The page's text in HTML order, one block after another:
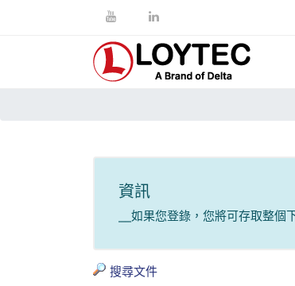
資訊
__如果您登錄，您將可存取整個
搜尋文件